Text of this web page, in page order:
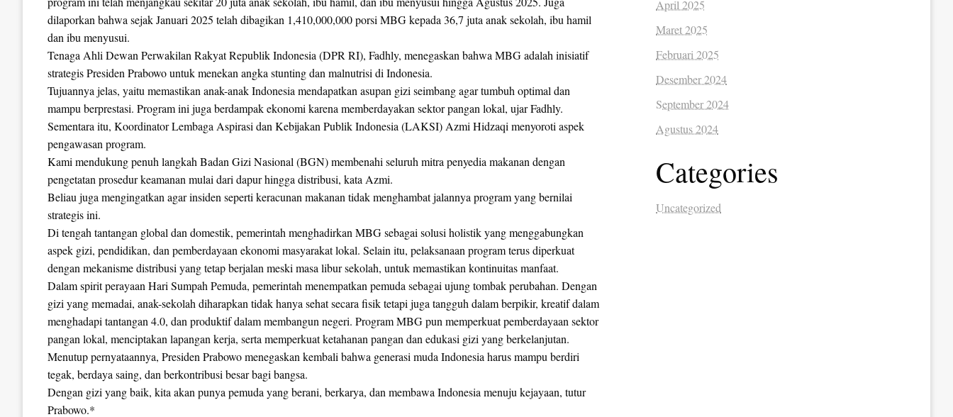
dilaporkan bahwa sejak Januari 2025 telah dibagikan 1,410,000,000 porsi MBG kepada 36,7 juta anak sekolah, ibu hamil
dan ibu menyusui.
Tenaga Ahli Dewan Perwakilan Rakyat Republik Indonesia (DPR RI), Fadhly, menegaskan bahwa MBG adalah inisiatif
strategis Presiden Prabowo untuk menekan angka stunting dan malnutrisi di Indonesia.
Tujuannya jelas, yaitu memastikan anak-anak Indonesia mendapatkan asupan gizi seimbang agar tumbuh optimal dan
mampu berprestasi. Program ini juga berdampak ekonomi karena memberdayakan sektor pangan lokal, ujar Fadhly.
Sementara itu, Koordinator Lembaga Aspirasi dan Kebijakan Publik Indonesia (LAKSI) Azmi Hidzaqi menyoroti aspek
pengawasan program.
Kami mendukung penuh langkah Badan Gizi Nasional (BGN) membenahi seluruh mitra penyedia makanan dengan
pengetatan prosedur keamanan mulai dari dapur hingga distribusi, kata Azmi.
Beliau juga mengingatkan agar insiden seperti keracunan makanan tidak menghambat jalannya program yang bernilai
strategis ini.
Di tengah tantangan global dan domestik, pemerintah menghadirkan MBG sebagai solusi holistik yang menggabungkan
aspek gizi, pendidikan, dan pemberdayaan ekonomi masyarakat lokal. Selain itu, pelaksanaan program terus diperkuat
dengan mekanisme distribusi yang tetap berjalan meski masa libur sekolah, untuk memastikan kontinuitas manfaat.
Dalam spirit perayaan Hari Sumpah Pemuda, pemerintah menempatkan pemuda sebagai ujung tombak perubahan. Dengan
gizi yang memadai, anak-sekolah diharapkan tidak hanya sehat secara fisik tetapi juga tangguh dalam berpikir, kreatif dalam
menghadapi tantangan 4.0, dan produktif dalam membangun negeri. Program MBG pun memperkuat pemberdayaan sektor
pangan lokal, menciptakan lapangan kerja, serta memperkuat ketahanan pangan dan edukasi gizi yang berkelanjutan.
Menutup pernyataannya, Presiden Prabowo menegaskan kembali bahwa generasi muda Indonesia harus mampu berdiri
tegak, berdaya saing, dan berkontribusi besar bagi bangsa.
Dengan gizi yang baik, kita akan punya pemuda yang berani, berkarya, dan membawa Indonesia menuju kejayaan, tutur
Prabowo.*
April 2025
Maret 2025
Februari 2025
Desember 2024
September 2024
Agustus 2024
Categories
Uncategorized